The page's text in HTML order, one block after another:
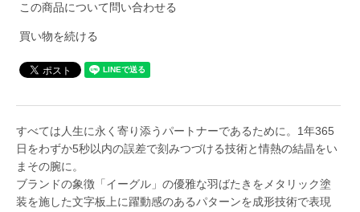
この商品について問い合わせる
買い物を続ける
すべては人生に永く寄り添うパートナーであるために。1年365
日をわずか5秒以内の誤差で刻みつづける技術と情熱の結晶をい
まその腕に。
ブランドの象徴「イーグル」の優雅な羽ばたきをメタリック塗
装を施した文字板上に躍動感のあるパターンを成形技術で表現